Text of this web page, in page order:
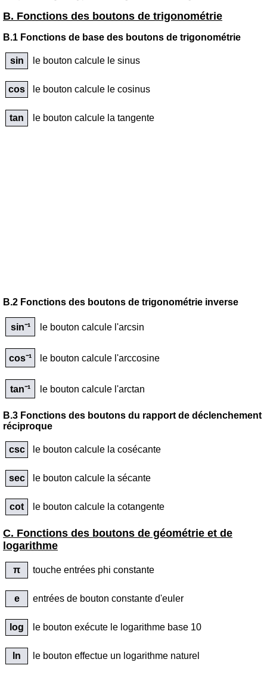
B. Fonctions des boutons de trigonométrie
B.1 Fonctions de base des boutons de trigonométrie
sin le bouton calcule le sinus
cos le bouton calcule le cosinus
tan le bouton calcule la tangente
B.2 Fonctions des boutons de trigonométrie inverse
sin⁻¹ le bouton calcule l'arcsin
cos⁻¹ le bouton calcule l'arccosine
tan⁻¹ le bouton calcule l'arctan
B.3 Fonctions des boutons du rapport de déclenchement
réciproque
csc le bouton calcule la cosécante
sec le bouton calcule la sécante
cot le bouton calcule la cotangente
C. Fonctions des boutons de géométrie et de
logarithme
π touche entrées phi constante
e entrées de bouton constante d'euler
log le bouton exécute le logarithme base 10
ln le bouton effectue un logarithme naturel